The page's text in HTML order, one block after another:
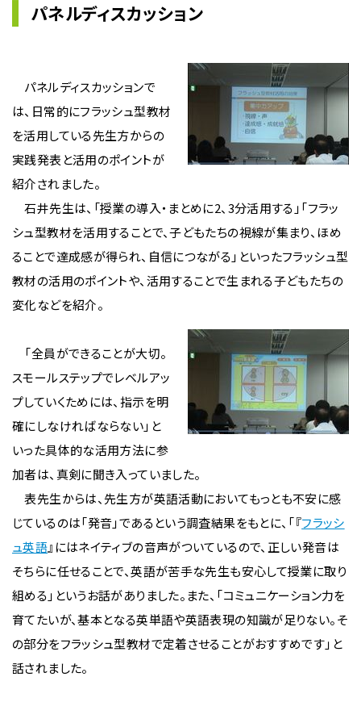
パネルディスカッション
パネルディスカッションで
は、日常的にフラッシュ型教材
を活用している先生方からの
実践発表と活用のポイントが
紹介されました。
石井先生は、「授業の導入・まとめに2、3分活用する」「フラッ
シュ型教材を活用することで、子どもたちの視線が集まり、ほめ
ることで達成感が得られ、自信につながる」といったフラッシュ型
教材の活用のポイントや、活用することで生まれる子どもたちの
変化などを紹介。
「全員ができることが大切。
スモールステップでレベルアッ
プしていくためには、指示を明
確にしなければならない」と
いった具体的な活用方法に参
加者は、真剣に聞き入っていました。
表先生からは、先生方が英語活動においてもっとも不安に感
じているのは「発音」であるという調査結果をもとに、「『フラッシ
ュ英語』にはネイティブの音声がついているので、正しい発音は
そちらに任せることで、英語が苦手な先生も安心して授業に取り
組める」というお話がありました。また、「コミュニケーション力を
育てたいが、基本となる英単語や英語表現の知識が足りない。そ
の部分をフラッシュ型教材で定着させることがおすすめです」と
話されました。